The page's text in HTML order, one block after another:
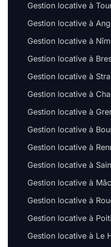
Gestion locative à
Gestion locative à
Gestion locative à
Gestion locative à
Gestion locative à
Gestion locative à
Gestion locative à
Gestion locative à
Gestion locative à
Gestion locative à
Gestion locative à
Gestion locative à
Gestion locative à
Gestion locative à Le